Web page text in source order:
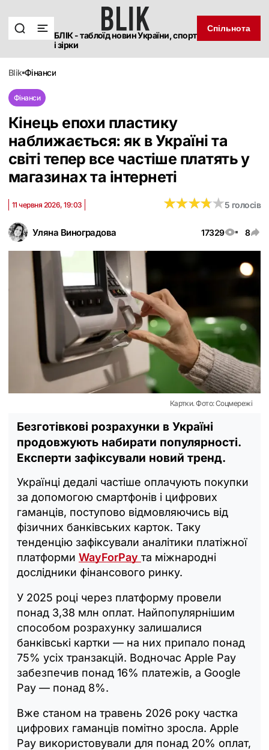
БЛІК - таблоїд новин України, спорт
і зірки
Спільнота
blik фінанси
Фінанси
Кінець епохи пластику
наближається: як в Україні та
світі тепер все частіше платять у
магазинах та інтернеті
Уляна Виноградова 17329 8
11 червня 2026, 19:03 ★★★★★
★★★★★5 голосів
Картки. Фото: Соцмережі
Безготівкові розрахунки в Україні
продовжують набирати популярності.
Експерти зафіксували новий тренд.
Українці дедалі частіше оплачують покупки
за допомогою смартфонів і цифрових
гаманців, поступово відмовляючись від
фізичних банківських карток. Таку
тенденцію зафіксували аналітики платіжної
платформи WayForPay та міжнародні
дослідники фінансового ринку.
У 2025 році через платформу провели
понад 3,38 млн оплат. Найпопулярнішим
способом розрахунку залишалися
банківські картки — на них припало понад
75% усіх транзакцій. Водночас Apple Pay
забезпечив понад 16% платежів, а Google
Pay — понад 8%.
Вже станом на травень 2026 року частка
цифрових гаманців помітно зросла. Apple
Pay використовували для понад 20% оплат,